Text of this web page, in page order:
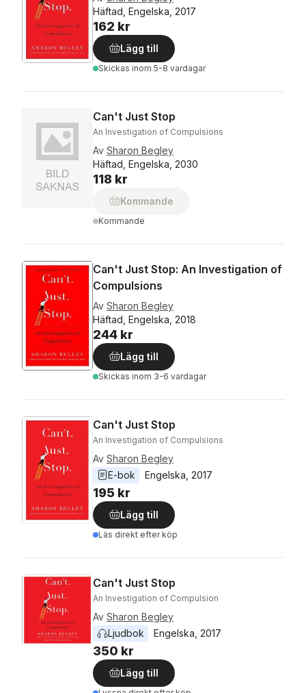
Häftad, Engelska, 2017
162 kr
Lägg till
Skickas inom 5-8 vardagar
Can't Just Stop
An Investigation of Compulsions
Av Sharon Begley
Häftad, Engelska, 2030
118 kr
Kommande
Kommande
Can't Just Stop: An Investigation of
Compulsions
Av Sharon Begley
Häftad, Engelska, 2018
244 kr
Lägg till
Skickas inom 3-6 vardagar
Can't Just Stop
An Investigation of Compulsions
Av Sharon Begley
E-bok
Engelska 2017
195 kr
Lägg till
Läs direkt efter köp
Can't Just Stop
An Investigation of Compulsion
Av Sharon Begley
Ljudbok
Engelska 2017
350 kr
Lägg till